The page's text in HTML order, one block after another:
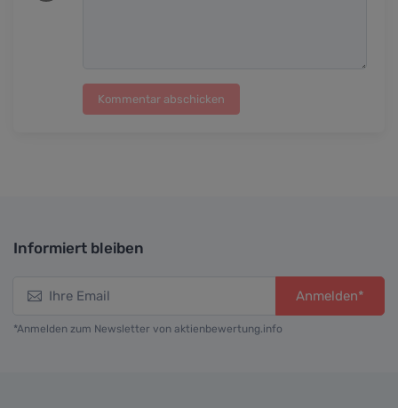
Kommentar abschicken
Informiert bleiben
Anmelden*
*Anmelden zum Newsletter von aktienbewertung.info